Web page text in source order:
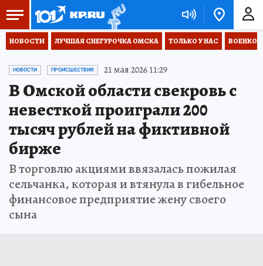
НОВОСТИ ЛУЧШАЯ СНЕГУРОЧКА ОМСКА ТОЛЬКО У НАС
НОВОСТИ ПРОИСШЕСТВИЯ 21 мая 2026 11:29
В Омской области свекровь с
невесткой проиграли 200
тысяч рублей на фиктивной
бирже
В торговлю акциями ввязалась пожилая
сельчанка, которая и втянула в гибельное
финансовое предприятие жену своего
сына